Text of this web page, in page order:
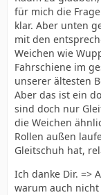
für mich die
klar. Aber unten
mit den
Weichen wie
Fahrschiene im
unserer ältesten
Aber das ist ein
sind doch nur
die Weichen
Rollen außen
Gleitschuh hat,
Ich danke Dir. =>
warum auch